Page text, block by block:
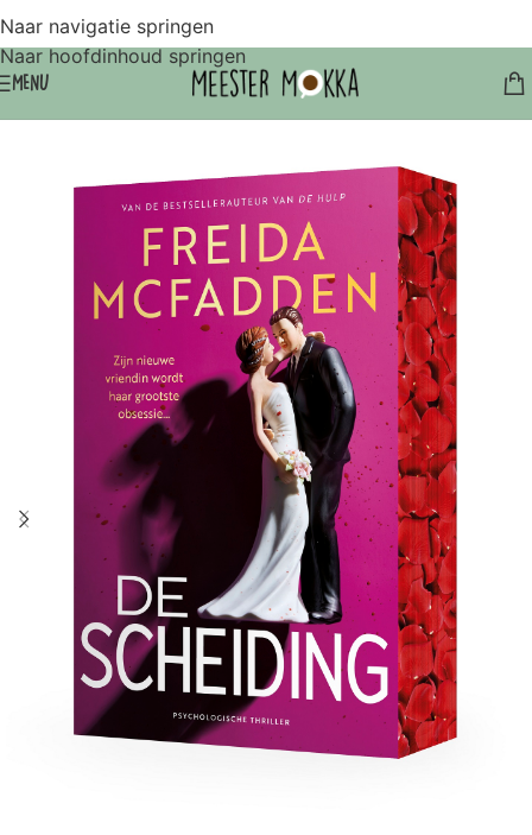
Naar navigatie springen
Naar hoofdinhoud springen
MENU